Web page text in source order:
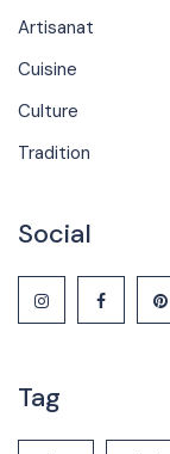
Artisanat
Cuisine
Culture
Tradition
Social
Tag